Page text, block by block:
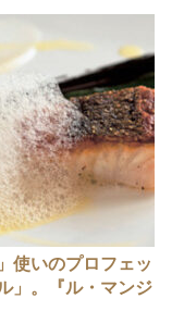
使いのプロフェッ
」。『ル・マンジ